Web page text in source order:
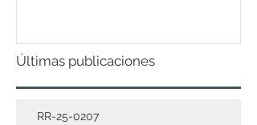
Últimas publicaciones
RR-25-0207